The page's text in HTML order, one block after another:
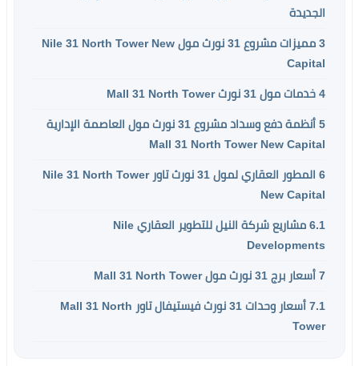
الجديدة
3
مميزات مشروع 31 نورث مول Nile 31 North Tower New
Capital
4 خدمات مول 31 نورث Mall 31 North Tower
5
أنظمة دفع وسداد مشروع 31 نورث مول العاصمة الإدارية
Mall 31 North Tower New Capital
6
المطور العقاري لمول 31 نورث تاور Nile 31 North Tower
New Capital
6.1
مشاريع شركة النيل للتطوير العقاري Nile
Developments
7 أسعار برج 31 نورث مول Mall 31 North Tower
7.1
أسعار وحدات 31 نورث فيستيفال تاور Mall 31 North
Tower